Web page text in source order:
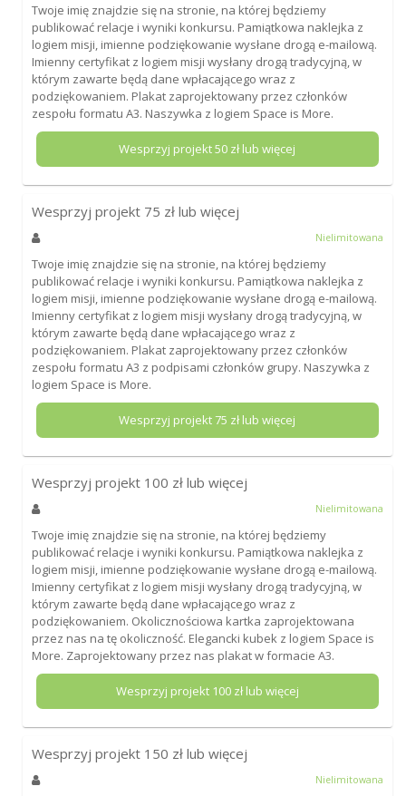
Twoje imię znajdzie się na stronie, na której będziemy
publikować relacje i wyniki konkursu. Pamiątkowa naklejka z
logiem misji, imienne podziękowanie wysłane drogą e-mailową.
Imienny certyfikat z logiem misji wysłany drogą tradycyjną, w
którym zawarte będą dane wpłacającego wraz z
podziękowaniem. Plakat zaprojektowany przez członków
zespołu formatu A3. Naszywka z logiem Space is More.
Wesprzyj projekt50 zł lub więcej
Wesprzyj projekt 75 zł lub więcej
Nielimitowana
Twoje imię znajdzie się na stronie, na której będziemy
publikować relacje i wyniki konkursu. Pamiątkowa naklejka z
logiem misji, imienne podziękowanie wysłane drogą e-mailową.
Imienny certyfikat z logiem misji wysłany drogą tradycyjną, w
którym zawarte będą dane wpłacającego wraz z
podziękowaniem. Plakat zaprojektowany przez członków
zespołu formatu A3 z podpisami członków grupy. Naszywka z
logiem Space is More.
Wesprzyj projekt75 zł lub więcej
Wesprzyj projekt 100 zł lub więcej
Nielimitowana
Twoje imię znajdzie się na stronie, na której będziemy
publikować relacje i wyniki konkursu. Pamiątkowa naklejka z
logiem misji, imienne podziękowanie wysłane drogą e-mailową.
Imienny certyfikat z logiem misji wysłany drogą tradycyjną, w
którym zawarte będą dane wpłacającego wraz z
podziękowaniem. Okolicznościowa kartka zaprojektowana
przez nas na tę okoliczność. Elegancki kubek z logiem Space is
More. Zaprojektowany przez nas plakat w formacie A3.
Wesprzyj projekt 100zł lub więcej
Wesprzyj projekt 150 zł lub więcej
Nielimitowana